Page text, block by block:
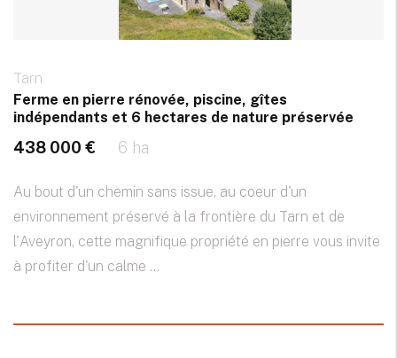
Tarn
Ferme en pierre rénovée, piscine, gîtes
indépendants et 6 hectares de nature préservée
438 000 € 6 ha
Au bout d'un chemin sans issue, au coeur d'un
environnement préservé à la frontière du Tarn et de
l'Aveyron, cette magnifique propriété en pierre vous invite
à profiter d'un calme ...